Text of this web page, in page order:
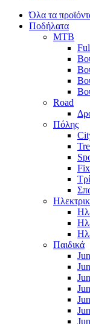
Όλα τα
Ποδήλατα
MTB
Road
Πόλης
Παιδικά